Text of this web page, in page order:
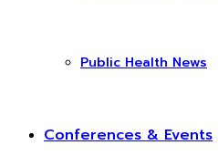
Public Health News
Conferences & Events